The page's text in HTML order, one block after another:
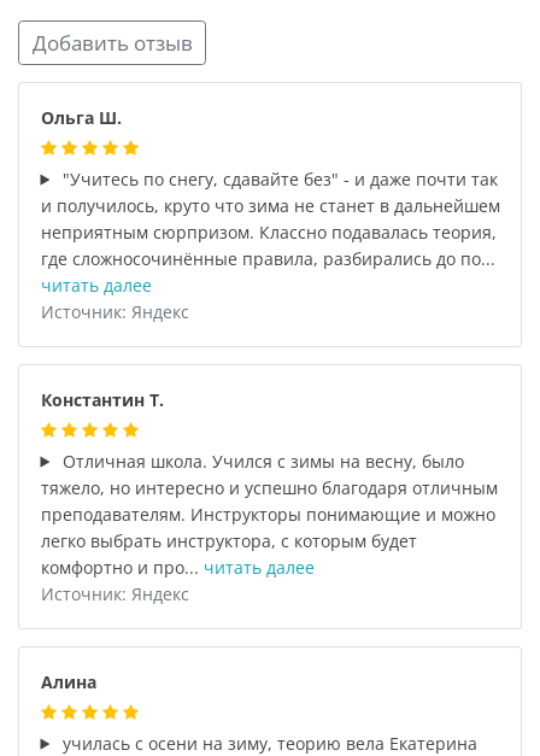
Добавить отзыв
Ольга Ш.
"Учитесь по снегу, сдавайте без" - и даже почти так
и получилось, круто что зима не станет в дальнейшем
неприятным сюрпризом. Классно подавалась теория,
где сложносочинённые правила, разбирались до по...
читать далее
Источник: Яндекс
Константин Т.
Отличная школа. Учился с зимы на весну, было
тяжело, но интересно и успешно благодаря отличным
преподавателям. Инструкторы понимающие и можно
легко выбрать инструктора, с которым будет
комфортно и про... читать далее
Источник: Яндекс
Алина
училась с осени на зиму, теорию вела Екатерина